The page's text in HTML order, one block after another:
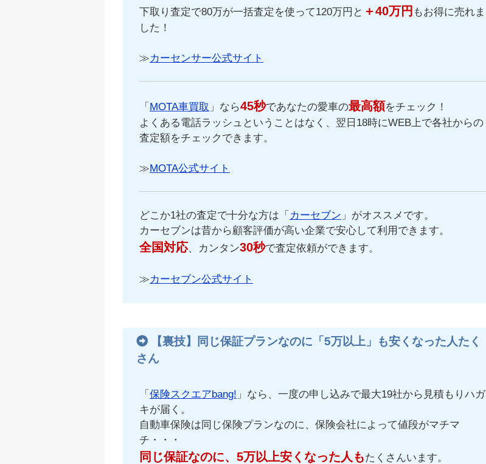
下取り査定で80万が一括査定を使って120万円と ＋40万円 もお得に売れま
した！
≫カーセンサー公式サイト
「 MOTA車買取 」なら45秒であなたの愛車の最高額をチェック！
よくある電話ラッシュということはなく、翌日18時にWEB上で各社からの
査定額をチェックできます。
≫MOTA公式サイト
どこか1社の査定で十分な方は「 カーセブン 」がオススメです。
カーセブンは昔から顧客評価が高い企業で安心して利用できます。
全国対応、カンタン30秒で査定依頼ができます。
≫カーセブン公式サイト
【裏技】同じ保証プランなのに「5万以上」も安くなった人たく
さん
「 保険スクエアbang! 」なら、一度の申し込みで最大19社から見積もりハガ
キが届く。
自動車保険は同じ保険プランなのに、保険会社によって値段がマチマ
チ・・・
同じ保証なのに、5万以上安くなった人もたくさんいます。